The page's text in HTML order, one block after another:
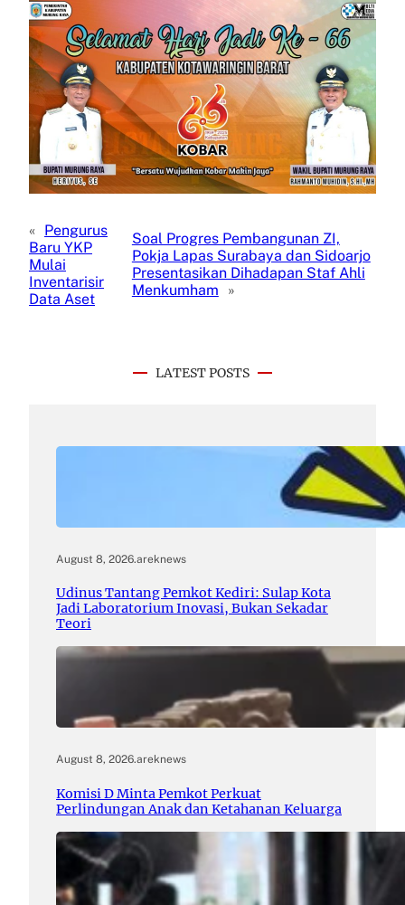
« Pengurus
Baru YKP
Mulai
Inventarisir
Data Aset
Soal Progres Pembangunan ZI,
Pokja Lapas Surabaya dan Sidoarjo
Presentasikan Dihadapan Staf Ahli
Menkumham
»
LATEST POSTS
August 8, 2026.areknews
Udinus Tantang Pemkot Kediri: Sulap Kota
Jadi Laboratorium Inovasi, Bukan Sekadar
Teori
August 8, 2026.areknews
Komisi D Minta Pemkot Perkuat
Perlindungan Anak dan Ketahanan Keluarga